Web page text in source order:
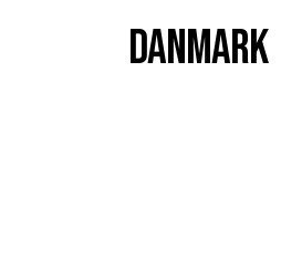
DANMARK